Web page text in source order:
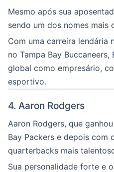
Mesmo após sua
sendo um dos nomes mais
Com uma carreira lendária
no Tampa Bay
global como empresário,
esportivo.
4. Aaron Rodgers
Aaron Rodgers, que
Bay Packers e depois com
quarterbacks mais
Sua personalidade forte e